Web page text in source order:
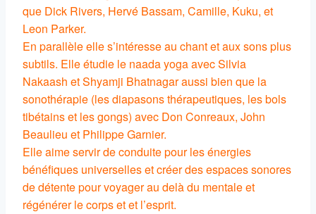
que Dick Rivers, Hervé Bassam, Camille, Kuku, et
Leon Parker.
En parallèle elle s’intéresse au chant et aux sons plus
subtils. Elle étudie le naada yoga avec Silvia
Nakaash et Shyamji Bhatnagar aussi bien que la
sonothérapie (les diapasons thérapeutiques, les bols
tibétains et les gongs) avec Don Conreaux, John
Beaulieu et Philippe Garnier.
Elle aime servir de conduite pour les énergies
bénéfiques universelles et créer des espaces sonores
de détente pour voyager au delà du mentale et
régénérer le corps et et l’esprit.